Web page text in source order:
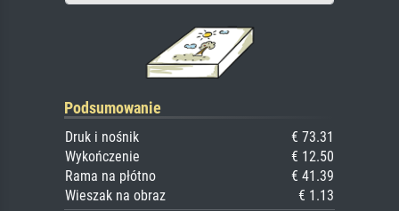
Podsumowanie
Druk i nośnik
€ 73.31
Wykończenie
€ 12.50
Rama na płótno
€ 41.39
Wieszak na obraz
€ 1.13